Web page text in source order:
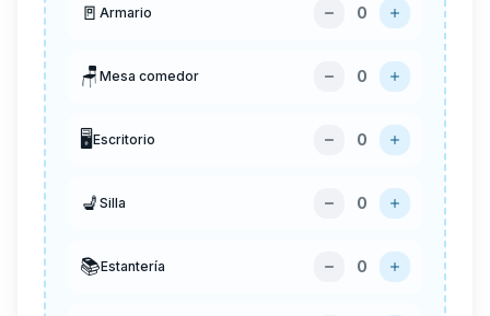
🚪 Armario 0
🪑 Mesa comedor 0
🖥️Escritorio 0
💺 Silla 0
📚Estantería 0